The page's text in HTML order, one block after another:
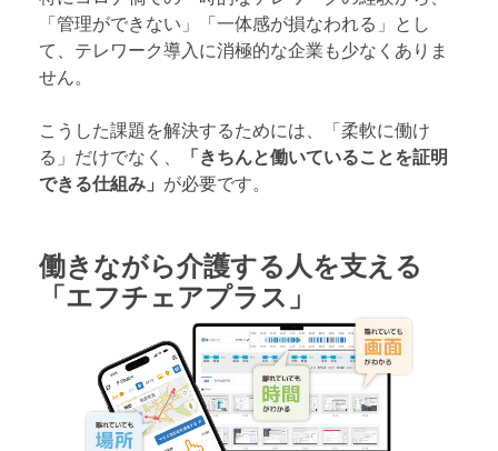
「管理ができない」「一体感が損なわれる」とし
て、テレワーク導入に消極的な企業も少なくありま
せん。
こうした課題を解決するためには、「柔軟に働け
る」だけでなく、
「きちんと働いていることを証明
できる仕組み」 が必要です。
働きながら介護する人を支える
「エフチェアプラス」